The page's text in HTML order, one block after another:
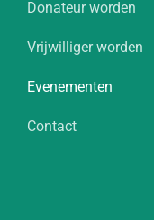
Donateur worden
Vrijwilliger worden
Evenementen
Contact